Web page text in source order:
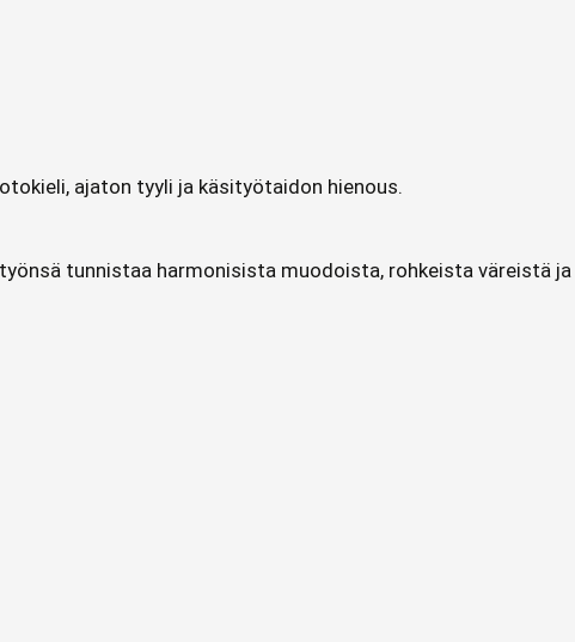
ajaton tyyli ja käsityötaidon hienous.
tunnistaa harmonisista muodoista, rohkeista väreistä ja